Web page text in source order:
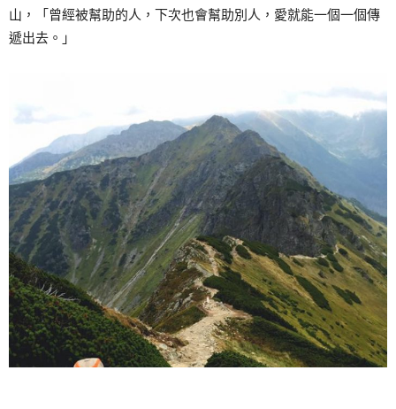
山，「曾經被幫助的人，下次也會幫助別人，愛就能一個一個傳
遞出去。」